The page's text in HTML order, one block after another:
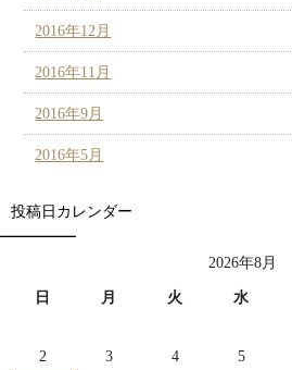
2016年12月
2016年11月
2016年9月
2016年5月
投稿日カレンダー
2026年8月
日 月 火 水
2
3 4 5